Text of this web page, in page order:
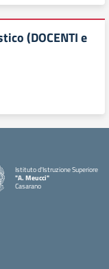
(DOCENTI e
Istituto d'Istruzione Superiore
"A. Meucci"
Casarano